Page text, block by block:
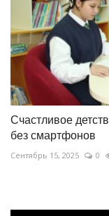
Счастливое
без смартфонов
Сентябрь 15, 2025 0